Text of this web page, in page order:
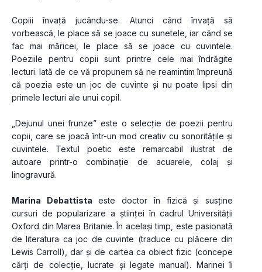
Copiii învață jucându-se. Atunci când învață să
vorbească, le place să se joace cu sunetele, iar când se
fac mai măricei, le place să se joace cu cuvintele.
Poeziile pentru copii sunt printre cele mai îndrăgite
lecturi. Iată de ce vă propunem să ne reamintim împreună
că poezia este un joc de cuvinte și nu poate lipsi din
primele lecturi ale unui copil.
„Dejunul unei frunze” este o selecție de poezii pentru
copii, care se joacă într-un mod creativ cu sonoritățile și
cuvintele. Textul poetic este remarcabil ilustrat de
autoare printr-o combinație de acuarele, colaj și
linogravură.
Marina Debattista este doctor în fizică și susține
cursuri de popularizare a științei în cadrul Universității
Oxford din Marea Britanie. În același timp, este pasionată
de literatura ca joc de cuvinte (traduce cu plăcere din
Lewis Carroll), dar și de cartea ca obiect fizic (concepe
cărți de colecție, lucrate și legate manual). Marinei îi